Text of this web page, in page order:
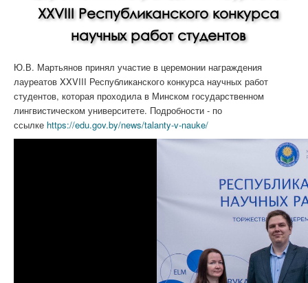
XXVIII Республиканского конкурса
научных работ студентов
Ю.В. Мартьянов принял участие в церемонии награждения
лауреатов XXVIII Республиканского конкурса научных работ
студентов, которая проходила в Минском государственном
лингвистическом университете. Подробности - по
ссылке https://edu.gov.by/news/talanty-v-nauke/